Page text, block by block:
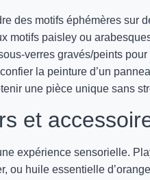
des motifs éphémères sur
motifs paisley ou
verres gravés/peints
la peinture d’un
une pièce unique sans
et
expérience sensorielle.
ou huile essentielle